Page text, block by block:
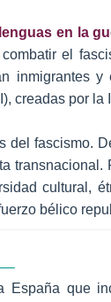
en la
el
inmigrantes
creadas por la
del fascismo.
transnacional.
cultural,
bélico
España que